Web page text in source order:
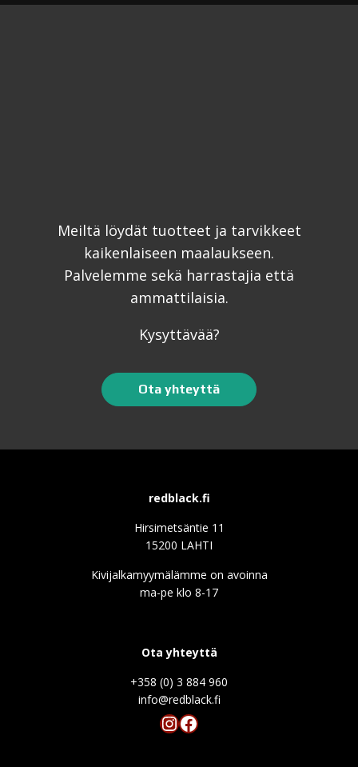
Meiltä löydät tuotteet ja tarvikkeet
kaikenlaiseen maalaukseen.
Palvelemme sekä harrastajia että
ammattilaisia.
Kysyttävää?
Ota yhteyttä
redblack.fi
Hirsimetsäntie 11
15200 LAHTI
Kivijalkamyymälämme on avoinna
ma-pe klo 8-17
Ota yhteyttä
+358 (0) 3 884 960
info@redblack.f
Instagram
Facebook